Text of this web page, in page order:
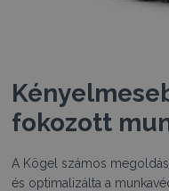
fokozott
A Kögel számos
és optimalizálta a